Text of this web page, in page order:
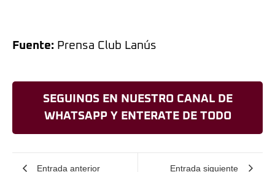
Fuente: Prensa Club Lanús
SEGUINOS EN NUESTRO CANAL DE
WHATSAPP Y ENTERATE DE TODO
Entrada anterior Entrada siguiente